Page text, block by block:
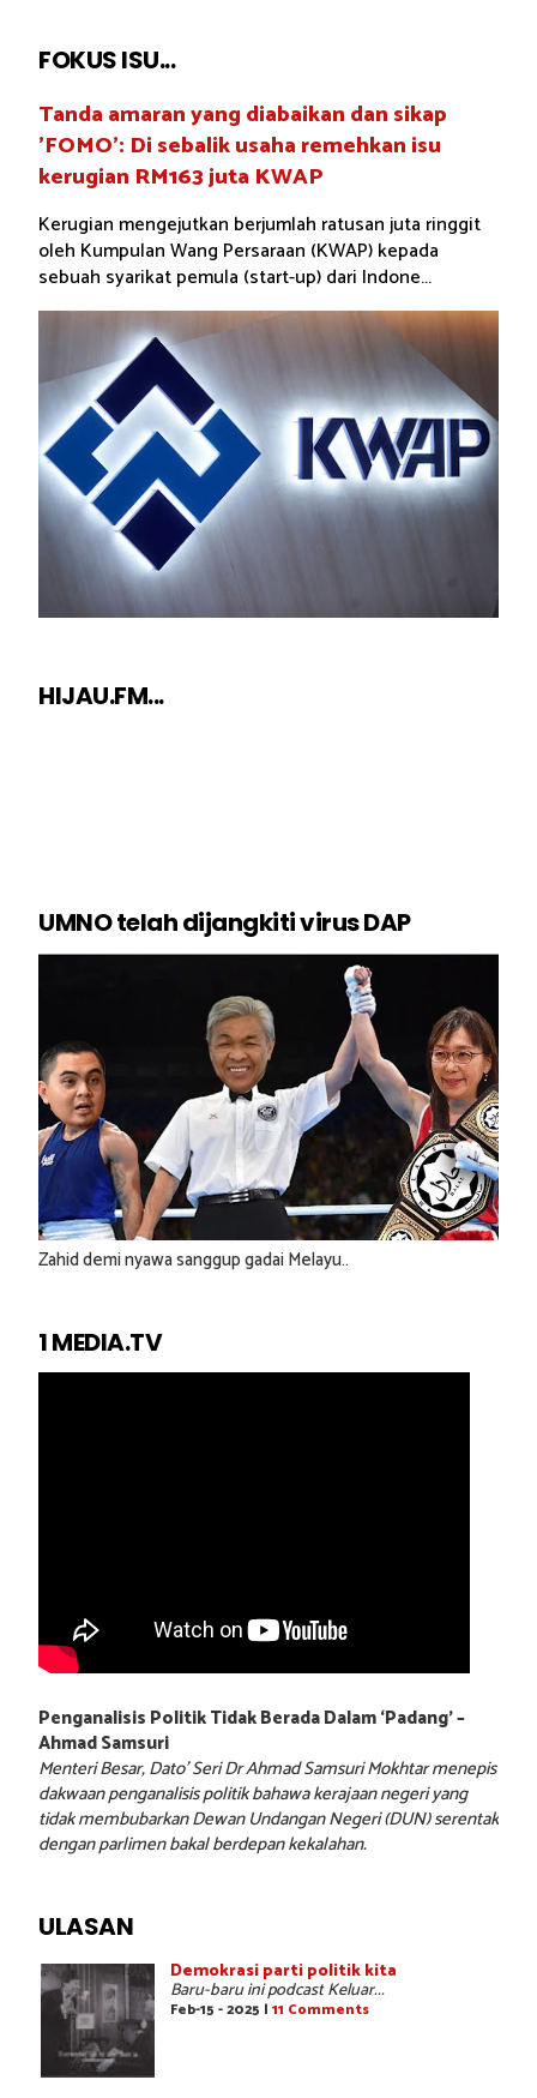
FOKUS ISU...
Tanda amaran yang diabaikan dan sikap
'FOMO': Di sebalik usaha remehkan isu
kerugian RM163 juta KWAP
Kerugian mengejutkan berjumlah ratusan juta ringgit
oleh Kumpulan Wang Persaraan (KWAP) kepada
sebuah syarikat pemula (start-up) dari Indone...
HIJAU.FM...
UMNO telah dijangkiti virus DAP
Zahid demi nyawa sanggup gadai Melayu..
1 MEDIA.TV
Penganalisis Politik Tidak Berada Dalam ‘Padang’ –
Ahmad Samsuri
Menteri Besar, Dato’ Seri Dr Ahmad Samsuri Mokhtar menepis
dakwaan penganalisis politik bahawa kerajaan negeri yang
tidak membubarkan Dewan Undangan Negeri (DUN) serentak
dengan parlimen bakal berdepan kekalahan.
ULASAN
Demokrasi parti politik kita
Baru-baru ini podcast Keluar...
Feb-15 - 2025 | 11 Comments